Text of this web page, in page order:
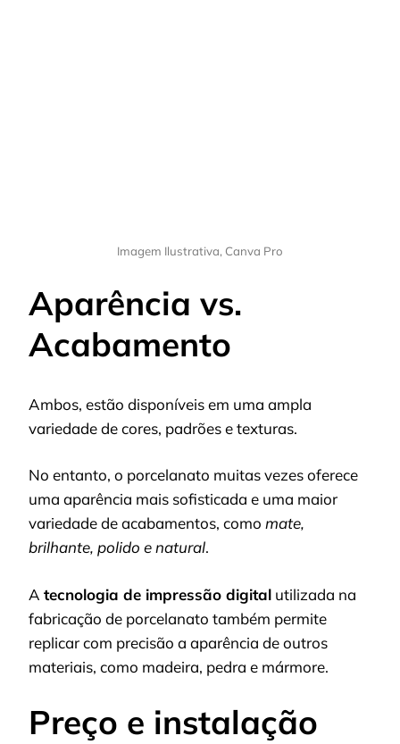
Imagem Ilustrativa, Canva Pro
Aparência vs.
Acabamento
Ambos, estão disponíveis em uma ampla
variedade de cores, padrões e texturas.
No entanto, o porcelanato muitas vezes oferece
uma aparência mais sofisticada e uma maior
variedade de acabamentos, como mate,
brilhante, polido e natural.
A tecnologia de impressão digital utilizada na
fabricação de porcelanato também permite
replicar com precisão a aparência de outros
materiais, como madeira, pedra e mármore.
Preço e instalação